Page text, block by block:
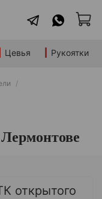
Цевья Рукоятки
открытого